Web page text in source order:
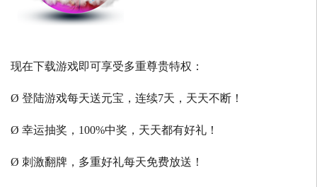
现在下载游戏即可享受多重尊贵特权：
Ø 登陆游戏每天送元宝，连续7天，天天不断！
Ø 幸运抽奖，100%中奖，天天都有好礼！
Ø 刺激翻牌，多重好礼每天免费放送！